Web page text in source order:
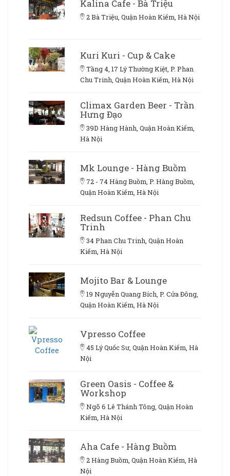
Kalina Cafe - Bà Triệu
2 Bà Triệu, Quận Hoàn Kiếm, Hà Nội
Kuri Kuri - Cup & Cake
Tầng 4, 17 Lý Thường Kiệt, P. Phan
Chu Trinh, Quận Hoàn Kiếm, Hà Nội
Climax Garden Beer - Trần
Hưng Đạo
39D Hàng Hành, Quận Hoàn Kiếm,
Hà Nội
Mk Lounge - Hàng Buồm
72 - 74 Hàng Buồm, P. Hàng Buồm,
Quận Hoàn Kiếm, Hà Nội
Redsun Coffee - Phan Chu
Trinh
34 Phan Chu Trinh, Quận Hoàn
Kiếm, Hà Nội
Mojito Bar & Lounge
19 Nguyễn Quang Bích, P. Cửa Đông,
Quận Hoàn Kiếm, Hà Nội
Vpresso Coffee
45 Lý Quốc Sư, Quận Hoàn Kiếm, Hà
Nội
Green Oasis - Coffee &
Workshop
Ngõ 6 Lê Thánh Tông, Quận Hoàn
Kiếm, Hà Nội
Aha Cafe - Hàng Buồm
2 Hàng Buồm, Quận Hoàn Kiếm, Hà
Nội